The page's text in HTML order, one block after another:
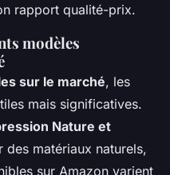
rapport qualité-prix.
modèles
sur le marché, les
mais significatives.
Nature et
des matériaux naturels,
sur Amazon varient